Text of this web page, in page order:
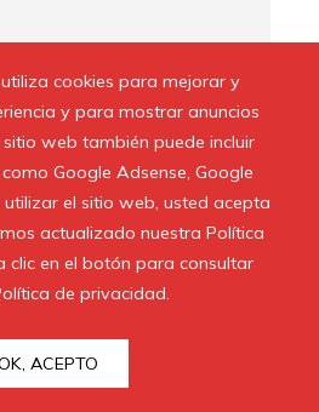
cookies para mejorar y
y para mostrar anuncios
sitio web también puede incluir
Google Adsense, Google
el sitio web, usted acepta
actualizado nuestra Política
clic en el botón para consultar
de privacidad.
ACEPTO